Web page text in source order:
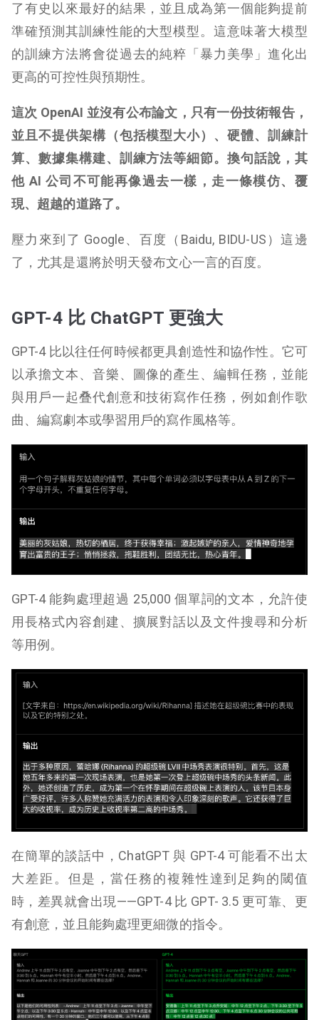
了有史以來最好的結果，並且成為第一個能夠提前
準確預測其訓練性能的大型模型。這意味著大模型
的訓練方法將會從過去的純粹「暴力美學」進化出
更高的可控性與預期性。
這次 OpenAI 並沒有公布論文，只有一份技術報告，
並且不提供架構（包括模型大小）、硬體、訓練計
算、數據集構建、訓練方法等細節。換句話說，其
他 AI 公司不可能再像過去一樣，走一條模仿、覆
現、超越的道路了。
壓力來到了 Google、百度（Baidu, BIDU-US）這邊
了，尤其是還將於明天發布文心一言的百度。
GPT-4 比 ChatGPT 更強大
GPT-4 比以往任何時候都更具創造性和協作性。它可
以承擔文本、音樂、圖像的產生、編輯任務，並能
與用戶一起叠代創意和技術寫作任務，例如創作歌
曲、編寫劇本或學習用戶的寫作風格等。
GPT-4 能夠處理超過 25,000 個單詞的文本，允許使
用長格式內容創建、擴展對話以及文件搜尋和分析
等用例。
在簡單的談話中，ChatGPT 與 GPT-4 可能看不出太
大差距。但是，當任務的複雜性達到足夠的閾值
時，差異就會出現——GPT-4 比 GPT- 3.5 更可靠、更
有創意，並且能夠處理更細微的指令。